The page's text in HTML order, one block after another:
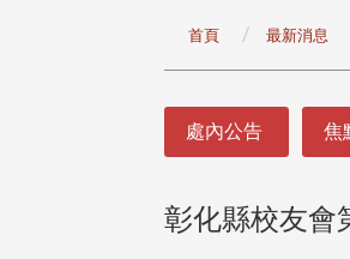
首頁 最新消息
處內公告 焦
彰化縣校友會